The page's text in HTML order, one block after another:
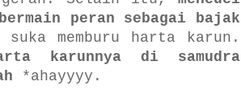
peran sebagai bajak
memburu harta karun.
karunnya di samudra
*ahayyyy.